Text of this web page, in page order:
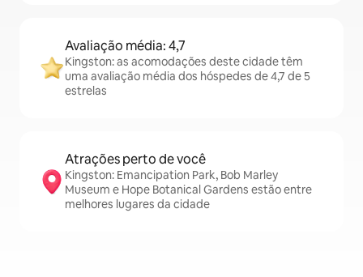
Avaliação média: 4,7
Kingston: as acomodações deste cidade têm
uma avaliação média dos hóspedes de 4,7 de 5
estrelas
Atrações perto de você
Kingston: Emancipation Park, Bob Marley
Museum e Hope Botanical Gardens estão entre
melhores lugares da cidade